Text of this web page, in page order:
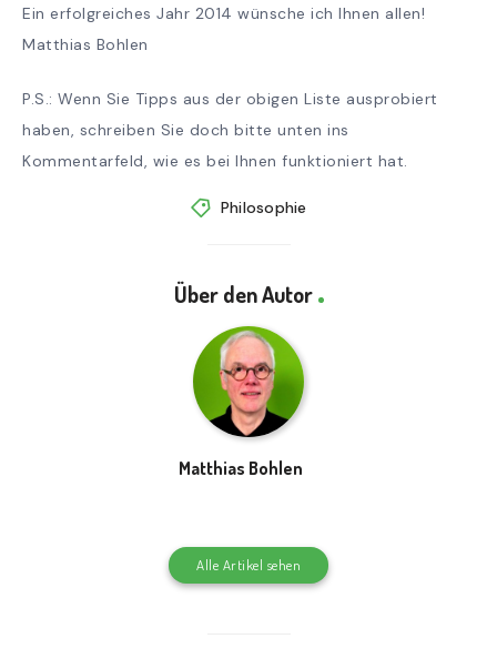
Ein erfolgreiches Jahr 2014 wünsche ich Ihnen allen!
Matthias Bohlen
P.S.: Wenn Sie Tipps aus der obigen Liste ausprobiert
haben, schreiben Sie doch bitte unten ins
Kommentarfeld, wie es bei Ihnen funktioniert hat.
Philosophie
Über den Autor
Matthias Bohlen
Alle Artikel sehen